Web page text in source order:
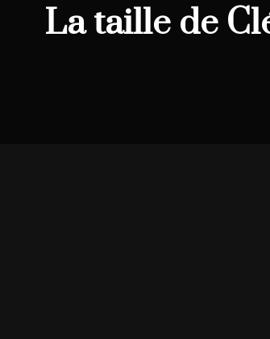
La taille de